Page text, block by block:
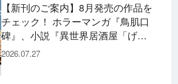
【新刊のご案内】8月発売の作品を
チェック！ ホラーマンガ『鳥肌口
碑』、小説『異世界居酒屋「げ
ん」』、文庫『カエル男 完結編』
などずらり！
2026.07.27